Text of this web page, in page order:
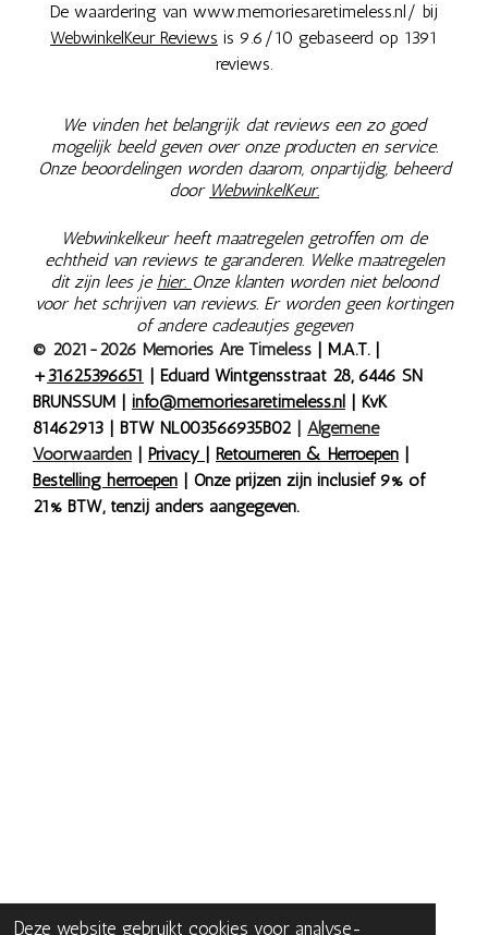
Deze website gebruikt cookies voor analyse-
De waardering van www.memoriesaretimeless.nl/ bij
WebwinkelKeur Reviews is 9.6/10 gebaseerd op 1391
reviews.
We vinden het belangrijk dat reviews een zo goed
mogelijk beeld geven over onze producten en service.
Onze beoordelingen worden daarom, onpartijdig, beheerd
door WebwinkelKeur.
Webwinkelkeur heeft maatregelen getroffen om de
echtheid van reviews te garanderen. Welke maatregelen
dit zijn lees je hier. Onze klanten worden niet beloond
voor het schrijven van reviews. Er worden geen kortingen
of andere cadeautjes gegeven
© 2021-2026 Memories Are Timeless | M.A.T. |
+31625396651 | Eduard Wintgensstraat 28, 6446 SN
BRUNSSUM | info@memoriesaretimeless.nl | KvK
81462913 | BTW NL003566935B02 | Algemene
Voorwaarden | Privacy | Retourneren & Herroepen |
Bestelling herroepen | Onze prijzen zijn inclusief 9% of
21% BTW, tenzij anders aangegeven.